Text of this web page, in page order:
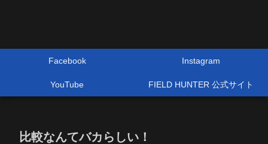
Facebook Instagram
YouTube FIELD HUNTER 公式サイト
比較なんてバカらしい！